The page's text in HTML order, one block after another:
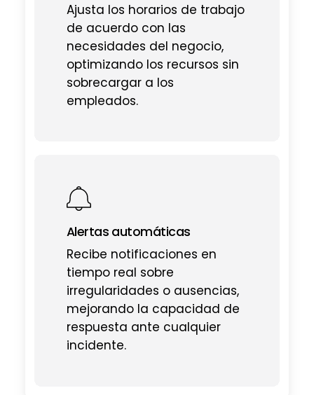
Ajusta los horarios de trabajo
de acuerdo con las
necesidades del negocio,
optimizando los recursos sin
sobrecargar a los
empleados.
Alertas automáticas
Recibe notificaciones en
tiempo real sobre
irregularidades o ausencias,
mejorando la capacidad de
respuesta ante cualquier
incidente.